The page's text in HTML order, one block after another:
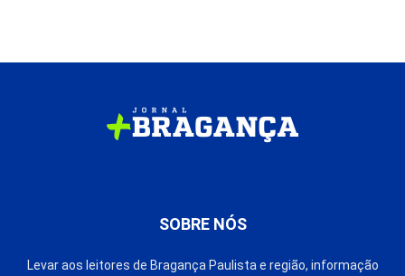
SOBRE NÓS
Levar aos leitores de Bragança Paulista e região, informação